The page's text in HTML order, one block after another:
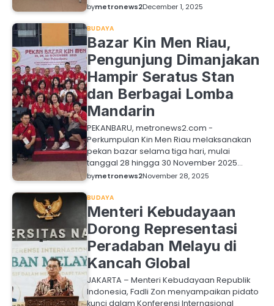
bymetronews2December 1, 2025
BUDAYA
Bazar Kin Men Riau,
Pengunjung Dimanjakan
Hampir Seratus Stan
dan Berbagai Lomba
Mandarin
PEKANBARU, metronews2.com -
Perkumpulan Kin Men Riau melaksanakan
pekan bazar selama tiga hari, mulai
tanggal 28 hingga 30 November 2025…
bymetronews2November 28, 2025
BUDAYA
Menteri Kebudayaan
Dorong Representasi
Peradaban Melayu di
Kancah Global
JAKARTA – Menteri Kebudayaan Republik
Indonesia, Fadli Zon menyampaikan pidato
kunci dalam Konferensi Internasional